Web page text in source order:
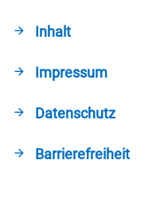
Inhalt
Impressum
Datenschutz
Barrierefreiheit